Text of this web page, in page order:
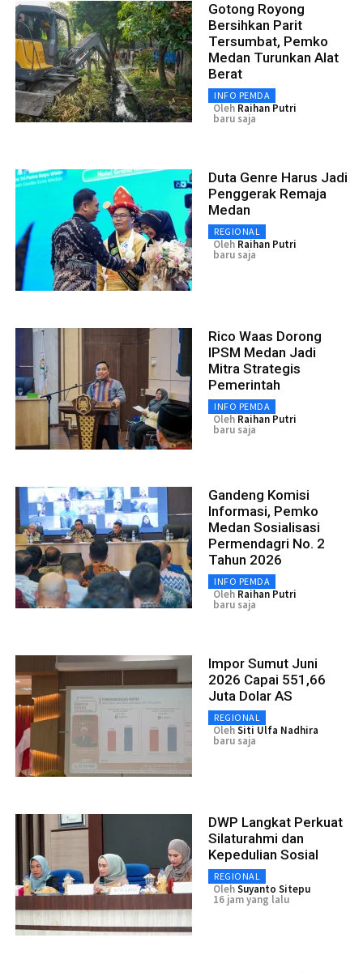
Gotong Royong
Bersihkan Parit
Tersumbat, Pemko
Medan Turunkan Alat
Berat
INFO PEMDA
Oleh Raihan Putri
baru saja
Duta Genre Harus Jadi
Penggerak Remaja
Medan
REGIONAL
Oleh Raihan Putri
baru saja
Rico Waas Dorong
IPSM Medan Jadi
Mitra Strategis
Pemerintah
INFO PEMDA
Oleh Raihan Putri
baru saja
Gandeng Komisi
Informasi, Pemko
Medan Sosialisasi
Permendagri No. 2
Tahun 2026
INFO PEMDA
Oleh Raihan Putri
baru saja
Impor Sumut Juni
2026 Capai 551,66
Juta Dolar AS
REGIONAL
OlehSiti Ulfa Nadhira
baru saja
DWP Langkat Perkuat
Silaturahmi dan
Kepedulian Sosial
REGIONAL
OlehSuyanto Sitepu
16 jam yang lalu